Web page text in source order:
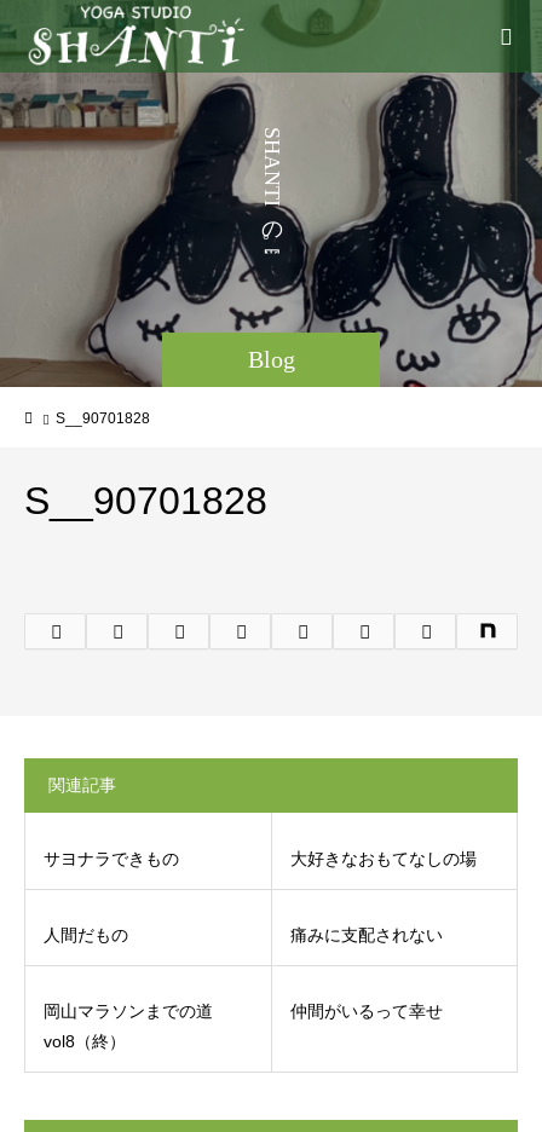
Blog
S
H
A
N
T
I
の
。
う
こ
S__90701828
S__90701828
関連記事
サヨナラできもの 大好きなおもてなしの場
人間だもの 痛みに支配されない
岡山マラソンまでの道
vol8（終）
仲間がいるって幸せ